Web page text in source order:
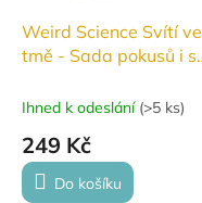
Weird Science Svítí ve
tmě - Sada pokusů i s
Ihned k odeslání (>5 ks)
249 Kč
Do košíku